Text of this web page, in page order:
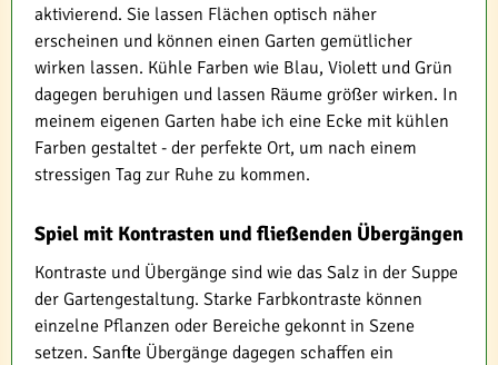
aktivierend. Sie lassen Flächen optisch näher
erscheinen und können einen Garten gemütlicher
wirken lassen. Kühle Farben wie Blau, Violett und Grün
dagegen beruhigen und lassen Räume größer wirken. In
meinem eigenen Garten habe ich eine Ecke mit kühlen
Farben gestaltet - der perfekte Ort, um nach einem
stressigen Tag zur Ruhe zu kommen.
Spiel mit Kontrasten und fließenden Übergängen
Kontraste und Übergänge sind wie das Salz in der Suppe
der Gartengestaltung. Starke Farbkontraste können
einzelne Pflanzen oder Bereiche gekonnt in Szene
setzen. Sanfte Übergänge dagegen schaffen ein